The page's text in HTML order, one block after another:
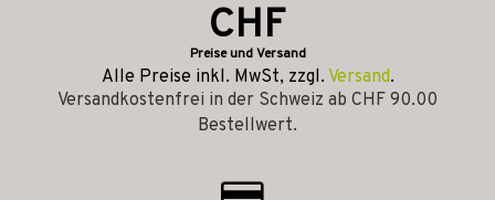
CHF
Preise und Versand
Alle Preise inkl. MwSt, zzgl. Versand.
Versandkostenfrei in der Schweiz ab CHF 90.00
Bestellwert.